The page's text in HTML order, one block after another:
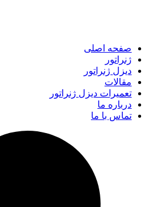
صفحه اصلی
ژنراتور
دیزل ژنراتور
مقالات
تعمیرات دیزل ژنراتور
درباره ما
تماس با ما